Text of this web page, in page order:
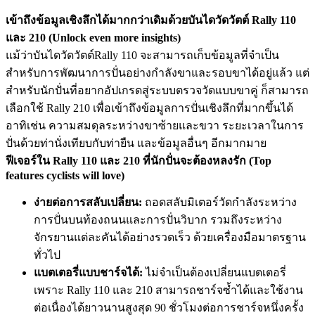
เข้าถึงข้อมูลเชิงลึกได้มากกว่าเดิมด้วยบันไดวัดวัตต์ Rally 110
และ 210 (Unlock even more insights)
แม้ว่าบันไดวัดวัตต์Rally 110 จะสามารถเก็บข้อมูลที่จำเป็น
สำหรับการพัฒนาการปั่นอย่างกำลังขาและรอบขาได้อยู่แล้ว แต่
สำหรับนักปั่นที่อยากอัปเกรดสู่ระบบตรวจวัดแบบขาคู่ ก็สามารถ
เลือกใช้ Rally 210 เพื่อเข้าถึงข้อมูลการปั่นเชิงลึกที่มากขึ้นได้
อาทิเช่น ความสมดุลระหว่างขาซ้ายและขวา ระยะเวลาในการ
ปั่นด้วยท่านั่งเทียบกับท่ายืน และข้อมูลอื่นๆ อีกมากมาย
ฟีเจอร์ใน Rally 110 และ 210 ที่นักปั่นจะต้องหลงรัก (Top
features cyclists will love)
ง่ายต่อการสลับเปลี่ยน: ถอดสลับมิเตอร์วัดกำลังระหว่าง
การปั่นบนท้องถนนและการปั่นวิบาก รวมถึงระหว่าง
จักรยานแต่ละคันได้อย่างรวดเร็ว ด้วยเครื่องมือมาตรฐาน
ทั่วไป
แบตเตอรี่แบบชาร์จได้: ไม่จำเป็นต้องเปลี่ยนแบตเตอรี่
เพราะ Rally 110 และ 210 สามารถชาร์จซ้ำได้และใช้งาน
ต่อเนื่องได้ยาวนานสูงสุด 90 ชั่วโมงต่อการชาร์จหนึ่งครั้ง